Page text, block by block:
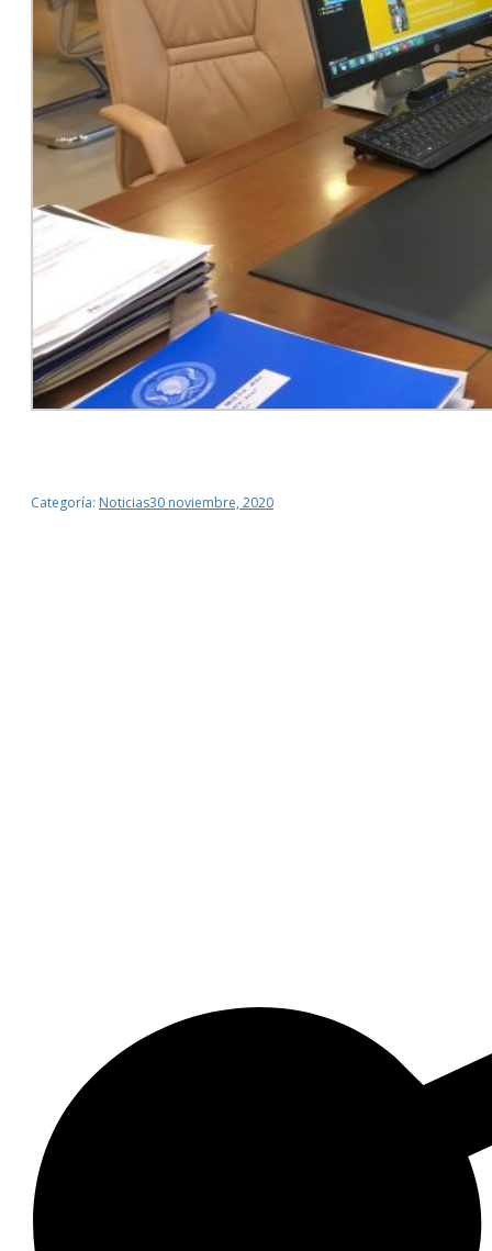
Categoría: Noticias30 noviembre, 2020